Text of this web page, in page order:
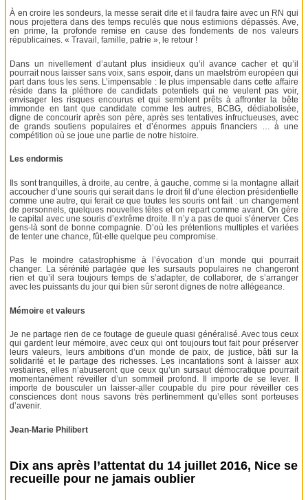
À en croire les sondeurs, la messe serait dite et il faudra faire avec un RN qui
nous projettera dans des temps reculés que nous estimions dépassés. Ave,
en prime, la profonde remise en cause des fondements de nos valeurs
républicaines. « Travail, famille, patrie », le retour !
Dans un nivellement d’autant plus insidieux qu’il avance cacher et qu’il
pourrait nous laisser sans voix, sans espoir, dans un maelström européen qui
part dans tous les sens. L’impensable : le plus impensable dans cette affaire
réside dans la pléthore de candidats potentiels qui ne veulent pas voir,
envisager les risques encourus et qui semblent prêts à affronter la bête
immonde en tant que candidate comme les autres, BCBG, dédiabolisée,
digne de concourir après son père, après ses tentatives infructueuses, avec
de grands soutiens populaires et d’énormes appuis financiers … à une
compétition où se joue une partie de notre histoire.
Les endormis
Ils sont tranquilles, à droite, au centre, à gauche, comme si la montagne allait
accoucher d’une souris qui serait dans le droit fil d’une élection présidentielle
comme une autre, qui ferait ce que toutes les souris ont fait : un changement
de personnels, quelques nouvelles têtes et on repart comme avant. On gère
le capital avec une souris d’extrême droite. Il n’y a pas de quoi s’énerver. Ces
gens-là sont de bonne compagnie. D’où les prétentions multiples et variées
de tenter une chance, fût-elle quelque peu compromise.
Pas le moindre catastrophisme à l’évocation d’un monde qui pourrait
changer. La sérénité partagée que les sursauts populaires ne changeront
rien et qu’il sera toujours temps de s’adapter, de collaborer, de s’arranger
avec les puissants du jour qui bien sûr seront dignes de notre allégeance.
Mémoire et valeurs
Je ne partage rien de ce foutage de gueule quasi généralisé. Avec tous ceux
qui gardent leur mémoire, avec ceux qui ont toujours tout fait pour préserver
leurs valeurs, leurs ambitions d’un monde de paix, de justice, bâti sur la
solidarité et le partage des richesses. Les incantations sont à laisser aux
vestiaires, elles n’abuseront que ceux qu’un sursaut démocratique pourrait
momentanément réveiller d’un sommeil profond. Il importe de se lever. Il
importe de bousculer un laisser-aller coupable du pire pour réveiller ces
consciences dont nous savons très pertinemment qu’elles sont porteuses
d’avenir.
Jean-Marie Philibert
Dix ans après l’attentat du 14 juillet 2016, Nice se
recueille pour ne jamais oublier